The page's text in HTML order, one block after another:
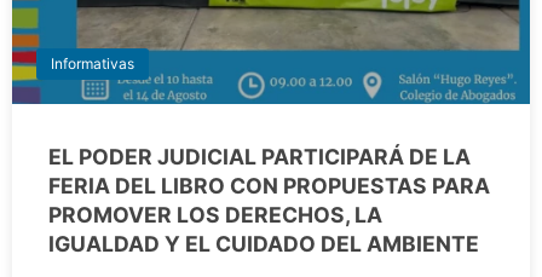
Informativas
EL PODER JUDICIAL PARTICIPARÁ DE LA
FERIA DEL LIBRO CON PROPUESTAS PARA
PROMOVER LOS DERECHOS, LA
IGUALDAD Y EL CUIDADO DEL AMBIENTE